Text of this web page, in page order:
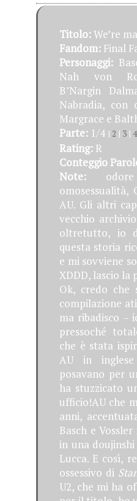
Titolo:We’re
Fandom: Final
Personaggi:
Nah von
B’Nargin
Nabradia, con
Margrace e
Parte: 1/4 | 2 | 3 | 4
Rating: R
Conteggio
Note:
omosessualità,
AU. Gli altri
vecchio
oltretutto, io
questa storia
e mi sovviene
XDDD, lascio la
Ok, credo che
compilazione
ma ribadisco –
pressoché
che è stata
AU in
posavano per
ha stuzzicato
ufficio!AU che
anni,
Basch e
in una
Lucca. E così,
ossessivo di
U2, che mi ha